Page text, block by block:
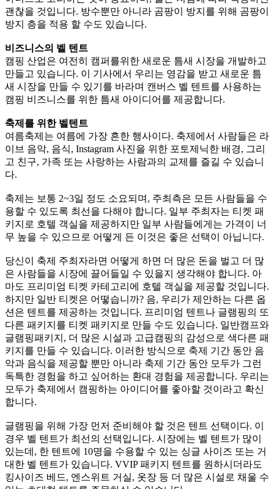
괜찮을 것입니다. 방수뿐만 아니라 곰팡이 방지를 위해 곰팡이
방지 층을 적용 할 수도 있습니다.
비즈니스의 벨 텐트
캠핑 산업은 여전히 ​​​​캠퍼를위한 새로운 틈새 시장을 개발하고
만들고 있습니다. 이 기사에서 우리는 영감을 받고 새로운 틈
새 시장을 만들 수 있기를 바라며 캔버스 벨 텐트를 사용하는
캠핑 비즈니스를 위한 틈새 아이디어를 제공합니다.
축제를 위한 벨텐트
여름축제는 여름에 가장 흔한 행사이다. 축제에서 사람들은 라
이브 음악, 음식, Instagram 사진을 위한 포토제닉한 배경, 그리
고 친구, 가족 또는 사랑하는 사람과의 교제를 즐길 수 있습니
다.
축제는 보통 2~3일 정도 소요되며, 주최측은 모든 사람들을 수
용할 수 있도록 최선을 다해야 합니다. 일부 주최자는 티켓 패
키지로 호텔 객실을 제공하지만 일부 사람들에게는 가격이 너
무 높을 수 있으므로 어떻게 든 이것은 좋은 선택이 아닙니다.
당신이 축제 주최자라면 어떻게 하면 더 많은 돈을 벌고 더 많
은 사람들을 시장에 끌어들일 수 있을지 생각해야 합니다. 아
마도 프리미엄 티켓 카테고리에 호텔 객실을 제공할 것입니다.
하지만 일반 티켓은 어떻습니까? 음, 우리가 제안하는 다른 옵
션은 텐트를 제공하는 것입니다. 프리미엄 텐트나 글램핑의 또
다른 패키지를 티켓 패키지로 만들 수도 있습니다. 일반캠프와
글램핑패키지, 더 많은 시설과 고급캠핑의 감성으로 색다른 패
키지를 만들 수 있습니다. 이러한 방식으로 축제 기간 동안 음
악과 음식을 제공할 뿐만 아니라 축제 기간 동안 모두가 그런
독특한 경험을 하고 싶어하는 환대 경험을 제공합니다. 우리는
모두가 축제에서 캠핑하는 아이디어를 좋아할 것이라고 확신
합니다.
글램핑을 위해 가장 먼저 준비해야 할 것은 텐트 선택이다. 이
경우 벨 텐트가 최선의 선택입니다. 시장에는 벨 텐트가 많이
있는데, 한 텐트에 10명을 수용할 수 있는 싱글 사이즈 또는 거
대한 벨 텐트가 있습니다. VVIP 패키지 텐트를 원하시더라도
킹사이즈 베드, 엔스위트 거실, 옷장 등 더 많은 시설로 채울 수